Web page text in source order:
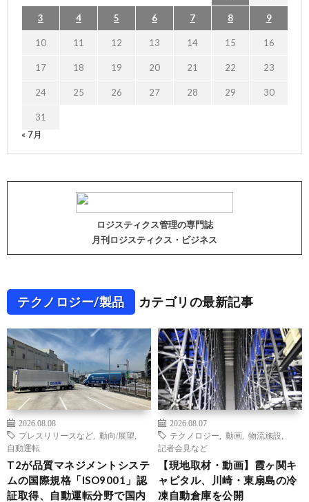
3 4 5 6 7 8 9
10 11 12 13 14 15 16
17 18 19 20 21 22 23
24 25 26 27 28 29 30
31
« 7月
ロジスティクス管理の専門誌
月刊ロジスティクス・ビジネス
テクノロジー/製品 カテゴリの最新記事
2026.08.08
プレスリリースなど
動向/展望
自動運転
T2が品質マネジメントシステ
ムの国際規格「ISO9001」認
証取得、自動運転分野で国内
2026.08.07
テクノロジー
動画 物流施設
記者会見など
【現地取材・動画】霞ヶ関キ
ャピタル、川崎・東扇島の冷
凍自動倉庫を公開